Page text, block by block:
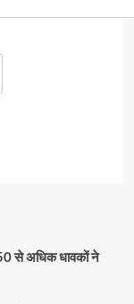
से अधिक धावकों ने